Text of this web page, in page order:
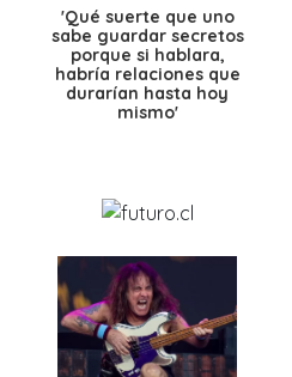
'Qué suerte que uno
sabe guardar secretos
porque si hablara,
habría relaciones que
durarían hasta hoy
mismo'